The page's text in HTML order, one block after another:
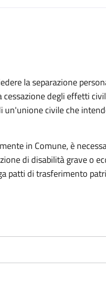
la separazione
degli effetti
civile che
in Comune, è
di disabilità grave o
patti di trasferimento